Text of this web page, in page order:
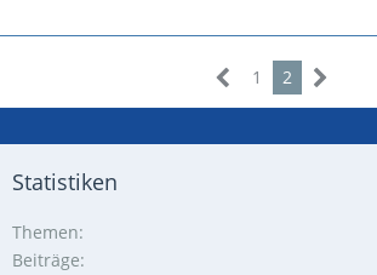
1 2
Statistiken
Themen
Beiträge